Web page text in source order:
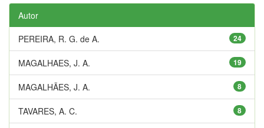
Autor
24
PEREIRA, R. G. de A.
19
MAGALHAES, J. A.
8
MAGALHÃES, J. A.
8
TAVARES, A. C.